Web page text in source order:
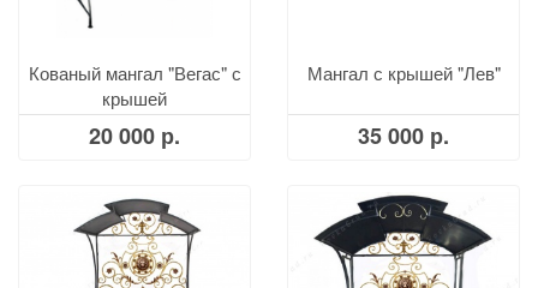
Кованый мангал "Вегас" с
крышей
20 000 р.
Мангал с крышей "Лев"
35 000 р.